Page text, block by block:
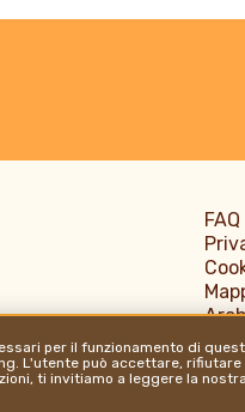
FAQ
per il funzionamento di
L'utente può accettare,
ti invitiamo a leggere la nostra